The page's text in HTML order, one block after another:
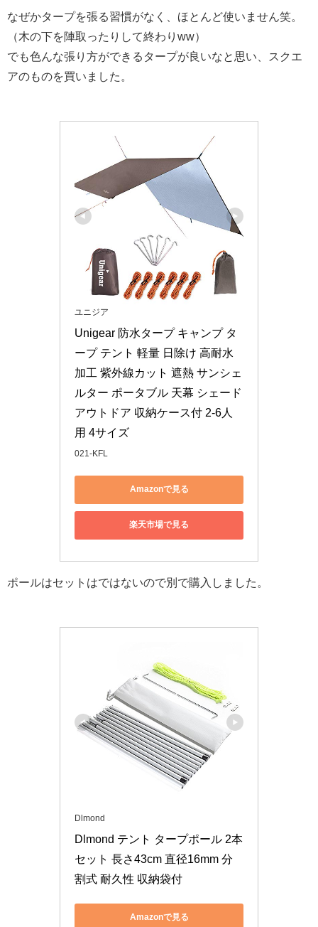
なぜかタープを張る習慣がなく、ほとんど使いません笑。
（木の下を陣取ったりして終わりww）
でも色んな張り方ができるタープが良いなと思い、スクエ
アのものを買いました。
ユニジア
Unigear 防水タープ キャンプ タ
ープ テント 軽量 日除け 高耐水
加工 紫外線カット 遮熱 サンシェ
ルター ポータブル 天幕 シェード
アウトドア 収納ケース付 2-6人
用 4サイズ
021-KFL
Amazonで見る
楽天市場で見る
ポールはセットはではないので別で購入しました。
Dlmond
Dlmond テント タープポール 2本
セット 長さ43cm 直径16mm 分
割式 耐久性 収納袋付
Amazonで見る